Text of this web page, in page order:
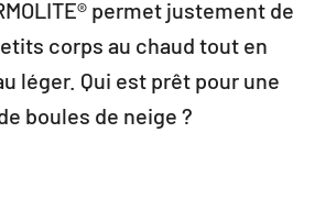
permet justement de
corps au chaud tout en
léger. Qui est prêt pour une
boules de neige ?